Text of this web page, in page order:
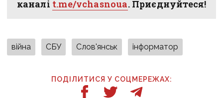
каналі t.me/vchasnoua. Приєднуйтеся!
війна СБУ Слов'янськ інформатор
ПОДІЛИТИСЯ У СОЦМЕРЕЖАХ: